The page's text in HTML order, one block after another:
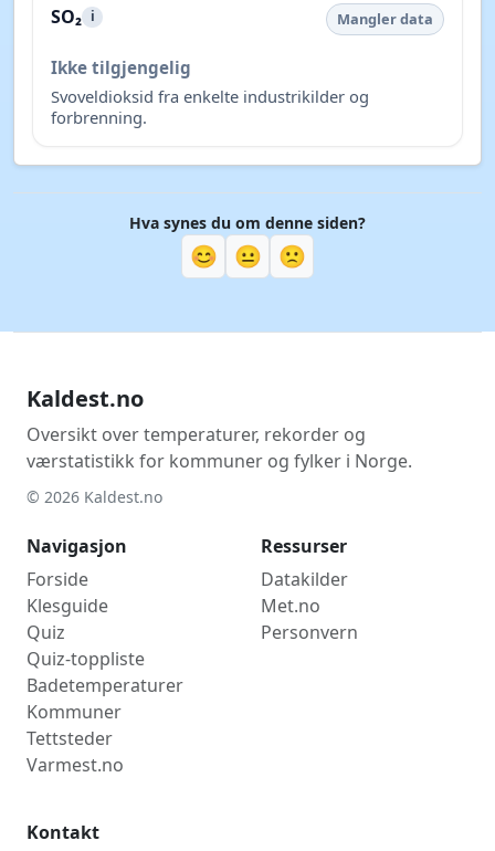
SO₂ i Mangler data
Ikke tilgjengelig
Svoveldioksid fra enkelte industrikilder og
forbrenning.
Hva synes du om denne siden?
😊 😐 🙁
Kaldest.no
Oversikt over temperaturer, rekorder og
værstatistikk for kommuner og fylker i Norge.
© 2026 Kaldest.no
Navigasjon
Forside
Klesguide
Quiz
Quiz-toppliste
Badetemperaturer
Kommuner
Tettsteder
Varmest.no
Ressurser
Datakilder
Met.no
Personvern
Kontakt